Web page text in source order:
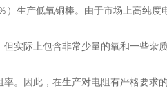
）生产低氧铜棒。由于市场上高纯度
实际上包含非常少量的氧和一些杂
。因此，在生产对电阻有严格要求